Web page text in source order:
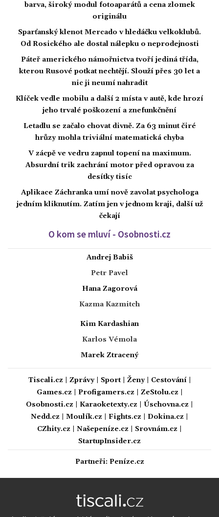
barva, široký modul fotoaparátů a cena zlomek
originálu
Sparťanský klenot Mercado v hledáčku velkoklubů.
Od Rosického ale dostal nálepku o neprodejnosti
Páteř amerického námořnictva tvoří jediná třída,
kterou Rusové potkat nechtějí. Slouží přes 30 let a
nic ji neumí nahradit
Klíček vedle mobilu a další 2 místa v autě, kde hrozí
jeho trvalé poškození a znefunkčnění
Letadlu se začalo chovat divně. Za 63 minut čiré
hrůzy mohla triviální matematická chyba
V zácpě ve vedru zapnul topení na maximum.
Absurdní trik zachrání motor před opravou za
desítky tisíc
Aplikace Záchranka umí nově zavolat psychologa
jedním kliknutím. Zatím jen v jednom kraji, další už
čekají
O kom se mluví - Osobnosti.cz
Andrej Babiš
Petr Pavel
Hana Zagorová
Kazma Kazmitch
Kim Kardashian
Karlos Vémola
Marek Ztracený
Tiscali.cz Zprávy| Sport| Ženy| Cestování|
Games.cz
Profigamers.cz ZeStolu.cz
Osobnosti.cz
Karaoketexty.cz Úschovna.cz
Nedd.cz
Moulík.cz Fights.cz Dokina.cz
CZhity.cz
Našepeníze.cz Srovnám.cz
StartupInsider.cz
Partneři: Peníze.cz